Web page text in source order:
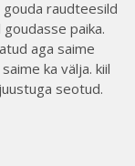
gouda raudteesild
paika.
aga saime
ka välja. kiil
seotud.